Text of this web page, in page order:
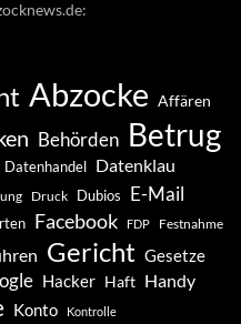
Abzocke Affären
Behörden Betrug
Datenhandel Datenklau
Druck Dubios E-Mail
Facebook FDP Festnahme
Gericht Gesetze
Hacker Haft Handy
Konto Kontrolle